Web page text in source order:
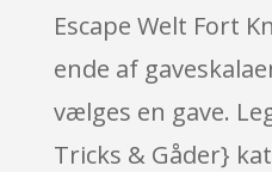
Escape Welt Fort
ende af
vælges en gave.
Tricks & Gåder}